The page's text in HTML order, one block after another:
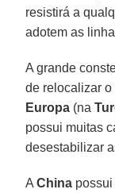
resistirá a
adotem as
A grande
de relocalizar o
Europa (na
possui muitas
desestabilizar
AChina